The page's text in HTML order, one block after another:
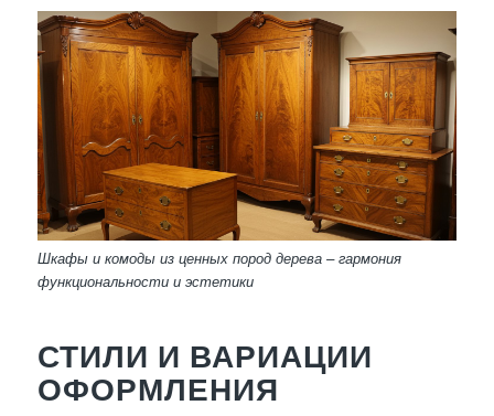
Шкафы и комоды из ценных пород дерева – гармония
функциональности и эстетики
СТИЛИ И ВАРИАЦИИ
ОФОРМЛЕНИЯ